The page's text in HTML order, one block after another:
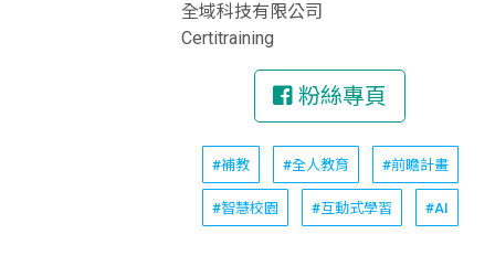
全域科技有限公司
Certitraining
粉絲專頁
#補教 #全人教育 #前瞻計畫
#智慧校園 #互動式學習 #AI